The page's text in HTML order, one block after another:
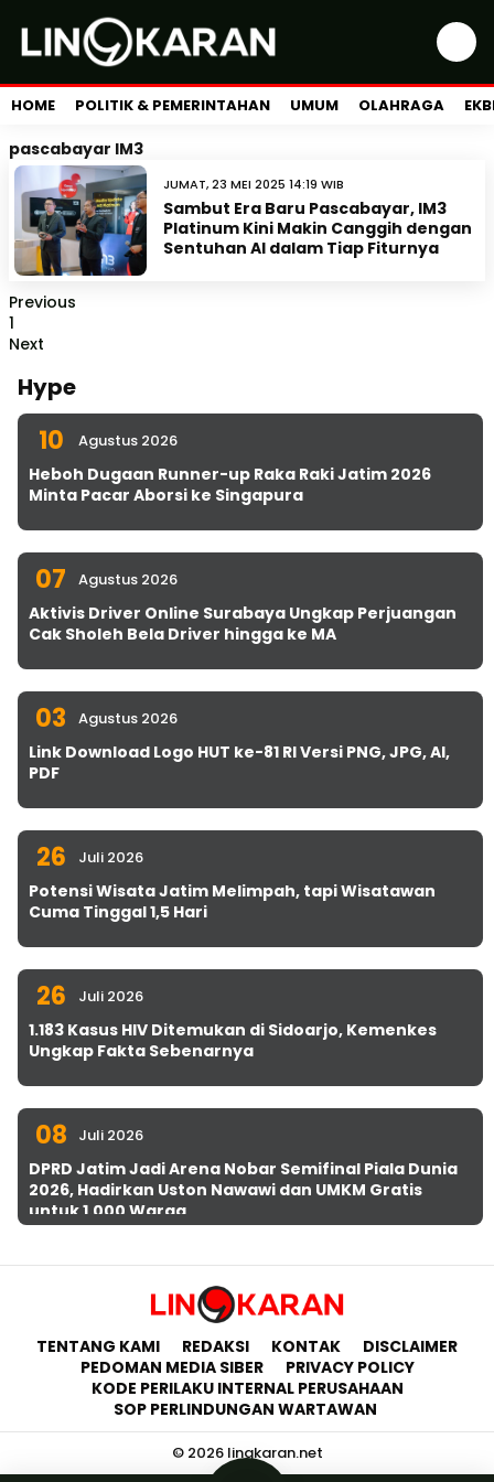
HOME POLITIK & PEMERINTAHAN UMUM OLAHRAGA
pascabayar IM3
JUMAT, 23 MEI 2025 14:19 WIB
Sambut Era Baru Pascabayar, IM3
Platinum Kini Makin Canggih dengan
Sentuhan AI dalam Tiap Fiturnya
Previous
1
Next
Hype
10 Agustus 2026
Heboh Dugaan Runner-up Raka Raki Jatim 2026
Minta Pacar Aborsi ke Singapura
07 Agustus 2026
Aktivis Driver Online Surabaya Ungkap Perjuangan
Cak Sholeh Bela Driver hingga ke MA
03 Agustus 2026
Link Download Logo HUT ke-81 RI Versi PNG, JPG, AI,
PDF
26 Juli 2026
Potensi Wisata Jatim Melimpah, tapi Wisatawan
Cuma Tinggal 1,5 Hari
26 Juli 2026
1.183 Kasus HIV Ditemukan di Sidoarjo, Kemenkes
Ungkap Fakta Sebenarnya
08 Juli 2026
DPRD Jatim Jadi Arena Nobar Semifinal Piala Dunia
2026, Hadirkan Uston Nawawi dan UMKM Gratis
untuk 1.000 Warga
TENTANG KAMI REDAKSI KONTAK
DISCLAIMER
PEDOMAN MEDIA SIBER
PRIVACY POLICY
KODE PERILAKU INTERNAL PERUSAHAAN
SOP PERLINDUNGAN WARTAWAN
© 2026 lingkaran.net